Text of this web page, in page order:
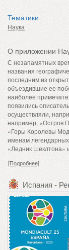
Тематики
Наука
О приложении
С незапамятных
названия
последним из
объездившие ее
наиболее
появились
осуществляли,
например, «Остров
«Горы Королевы
именам
«Ледник Шеклтона»
[Подробнее]
Испания -